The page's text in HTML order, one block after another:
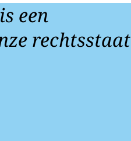
een
rechtsstaat